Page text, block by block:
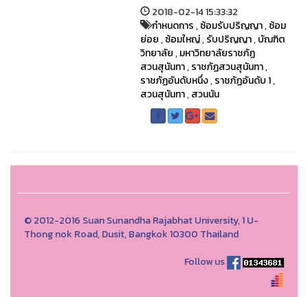
2018-02-14 15:33:32
กำหนดการ,ซ้อมรับปริญญา,ซ้อม
ย่อย,ซ้อมใหญ่,รับปริญญา,บัณฑิต
วิทยาลัย,มหาวิทยาลัยราชภัฏ
สวนสุนันทา,ราชภัฏสวนสุนันทา,
ราชภัฏอันดับหนึ่ง,ราชภัฏอันดับ 1,
สวนสุนันทา,สวนนัน
© 2012-2016 Suan Sunandha Rajabhat University, 1 U-
Thong nok Road, Dusit, Bangkok 10300 Thailand
Follow us